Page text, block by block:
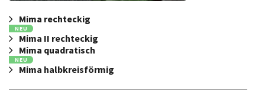
Mima rechteckig
NEU
Mima II rechteckig
Mima quadratisch
NEU
Mima halbkreisförmig